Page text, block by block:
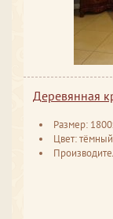
Деревянная
Размер:
Цвет: